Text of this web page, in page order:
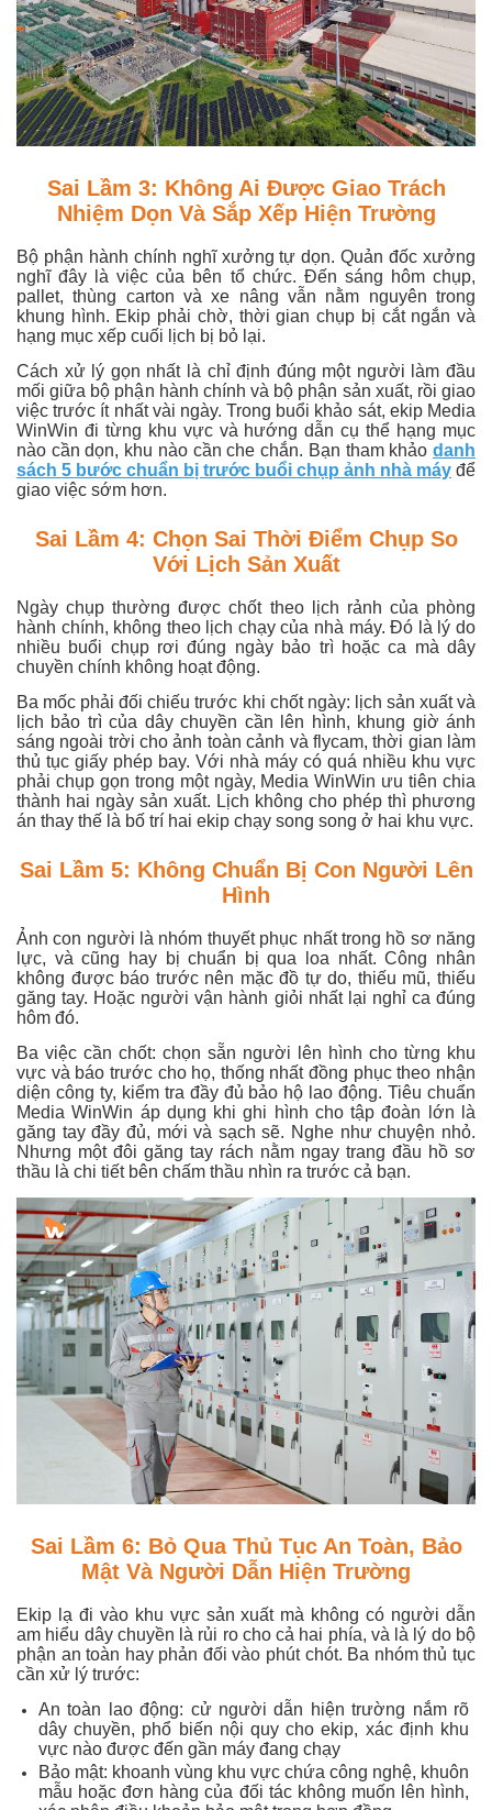
Sai Lầm 3: Không Ai Được Giao Trách
Nhiệm Dọn Và Sắp Xếp Hiện Trường
Bộ phận hành chính nghĩ xưởng tự dọn. Quản đốc xưởng
nghĩ đây là việc của bên tổ chức. Đến sáng hôm chụp,
pallet, thùng carton và xe nâng vẫn nằm nguyên trong
khung hình. Ekip phải chờ, thời gian chụp bị cắt ngắn và
hạng mục xếp cuối lịch bị bỏ lại.
Cách xử lý gọn nhất là chỉ định đúng một người làm đầu
mối giữa bộ phận hành chính và bộ phận sản xuất, rồi giao
việc trước ít nhất vài ngày. Trong buổi khảo sát, ekip Media
WinWin đi từng khu vực và hướng dẫn cụ thể hạng mục
nào cần dọn, khu nào cần che chắn. Bạn tham khảo danh
sách 5 bước chuẩn bị trước buổi chụp ảnh nhà máy để
giao việc sớm hơn.
Sai Lầm 4: Chọn Sai Thời Điểm Chụp So
Với Lịch Sản Xuất
Ngày chụp thường được chốt theo lịch rảnh của phòng
hành chính, không theo lịch chạy của nhà máy. Đó là lý do
nhiều buổi chụp rơi đúng ngày bảo trì hoặc ca mà dây
chuyền chính không hoạt động.
Ba mốc phải đối chiếu trước khi chốt ngày: lịch sản xuất và
lịch bảo trì của dây chuyền cần lên hình, khung giờ ánh
sáng ngoài trời cho ảnh toàn cảnh và flycam, thời gian làm
thủ tục giấy phép bay. Với nhà máy có quá nhiều khu vực
phải chụp gọn trong một ngày, Media WinWin ưu tiên chia
thành hai ngày sản xuất. Lịch không cho phép thì phương
án thay thế là bố trí hai ekip chạy song song ở hai khu vực.
Sai Lầm 5: Không Chuẩn Bị Con Người Lên
Hình
Ảnh con người là nhóm thuyết phục nhất trong hồ sơ năng
lực, và cũng hay bị chuẩn bị qua loa nhất. Công nhân
không được báo trước nên mặc đồ tự do, thiếu mũ, thiếu
găng tay. Hoặc người vận hành giỏi nhất lại nghỉ ca đúng
hôm đó.
Ba việc cần chốt: chọn sẵn người lên hình cho từng khu
vực và báo trước cho họ, thống nhất đồng phục theo nhận
diện công ty, kiểm tra đầy đủ bảo hộ lao động. Tiêu chuẩn
Media WinWin áp dụng khi ghi hình cho tập đoàn lớn là
găng tay đầy đủ, mới và sạch sẽ. Nghe như chuyện nhỏ.
Nhưng một đôi găng tay rách nằm ngay trang đầu hồ sơ
thầu là chi tiết bên chấm thầu nhìn ra trước cả bạn.
Sai Lầm 6: Bỏ Qua Thủ Tục An Toàn, Bảo
Mật Và Người Dẫn Hiện Trường
Ekip lạ đi vào khu vực sản xuất mà không có người dẫn
am hiểu dây chuyền là rủi ro cho cả hai phía, và là lý do bộ
phận an toàn hay phản đối vào phút chót. Ba nhóm thủ tục
cần xử lý trước:
An toàn lao động: cử người dẫn hiện trường nắm rõ
dây chuyền, phổ biến nội quy cho ekip, xác định khu
vực nào được đến gần máy đang chạy
Bảo mật: khoanh vùng khu vực chứa công nghệ, khuôn
mẫu hoặc đơn hàng của đối tác không muốn lên hình,